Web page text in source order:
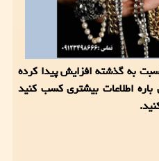
به گذشته افزایش پیدا کرده
اطلاعات بیشتری کسب کنید